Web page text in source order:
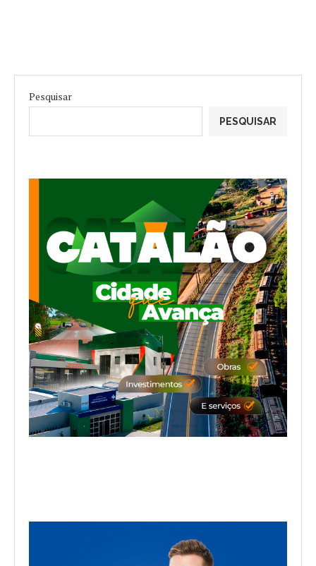
Pesquisar
PESQUISAR